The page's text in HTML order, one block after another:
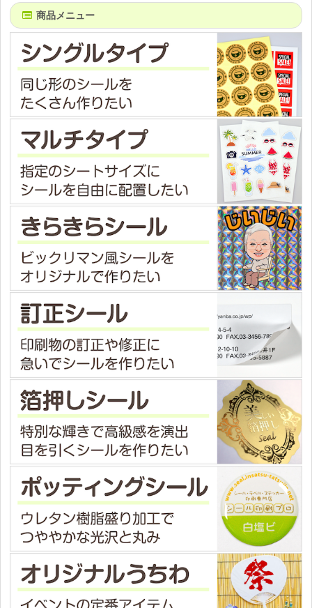
商品メニュー